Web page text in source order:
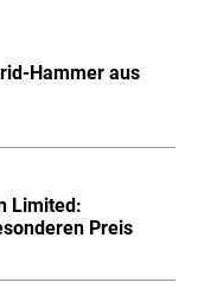
Hammer aus
Limited:
Preis